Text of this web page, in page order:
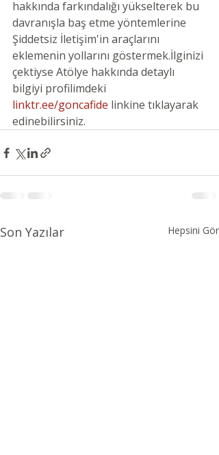
hakkında farkındalığı yükselterek bu
davranışla baş etme yöntemlerine
Şiddetsiz İletişim'in araçlarını
eklemenin yollarını göstermek.İlginizi
çektiyse Atölye hakkında detaylı
bilgiyi profilimdeki
linktr.ee/goncafide linkine tıklayarak
edinebilirsiniz.
Son Yazılar Hepsini Gör